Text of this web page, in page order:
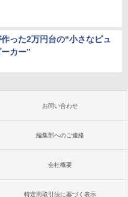
った2万円台の“小さなピュ
カー”
お問い合わせ
編集部へのご連絡
会社概要
特定商取引法に基づく表示